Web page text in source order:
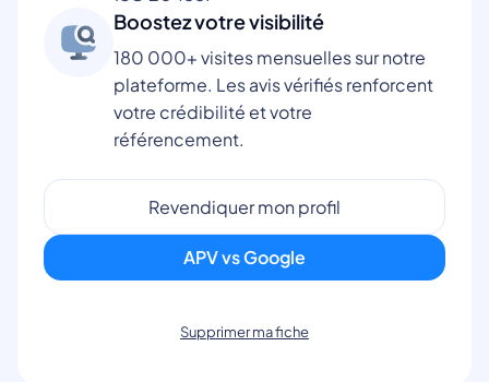
Boostez votre visibilité
180 000+ visites mensuelles sur notre
plateforme. Les avis vérifiés renforcent
votre crédibilité et votre
référencement.
Revendiquer mon profil
APV vs Google
Supprimer ma fiche